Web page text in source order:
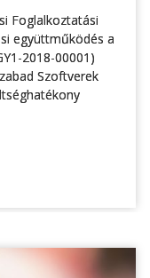
Foglalkoztatási
együttműködés a
2018-00001)
Szoftverek